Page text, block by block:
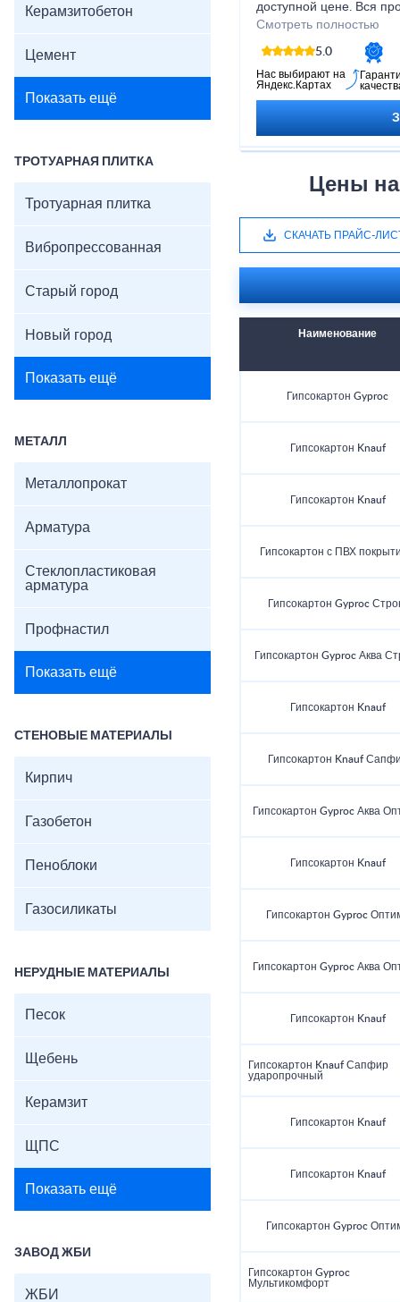
Керамзитобетон
Цемент
Показать ещё
ТРОТУАРНАЯ ПЛИТКА
Тротуарная плитка
Вибропрессованная
Старый город
Новый город
Показать ещё
МЕТАЛЛ
Металлопрокат
Арматура
Стеклопластиковая
арматура
Профнастил
Показать ещё
СТЕНОВЫЕ МАТЕРИАЛЫ
Кирпич
Газобетон
Пеноблоки
Газосиликаты
НЕРУДНЫЕ МАТЕРИАЛЫ
Песок
Щебень
Керамзит
ЩПС
Показать ещё
ЗАВОД ЖБИ
ЖБИ
доступной цене. Вся
высококачественного
Смотреть полностью
5.0
Нас выбирают на
Яндекс.Картах
Цены
СКАЧАТЬ ПРАЙС-
Наименование
Гипсокартон Gyproc
Гипсокартон Knauf
Гипсокартон Knauf
Гипсокартон с ПВХ
Гипсокартон Gyproc
Гипсокартон Gyproc Аква
Гипсокартон Knauf
Гипсокартон Knauf
Гипсокартон Gyproc Аква
Гипсокартон Knauf
Гипсокартон Gyproc
Гипсокартон Gyproc Аква
Гипсокартон Knauf
Гипсокартон Knauf Сапфир
ударопрочный
Гипсокартон Knauf
Гипсокартон Knauf
Гипсокартон Gyproc
Гипсокартон Gyproc
Мультикомфорт